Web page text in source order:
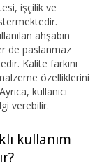
işçilik ve
ahşabın
de paslanmaz
Kalite farkını
özelliklerini
kullanıcı
verebilir.
kullanım